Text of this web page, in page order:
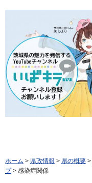
ホーム > 県政情報 > 県の概要 >
プ> 感染症関係